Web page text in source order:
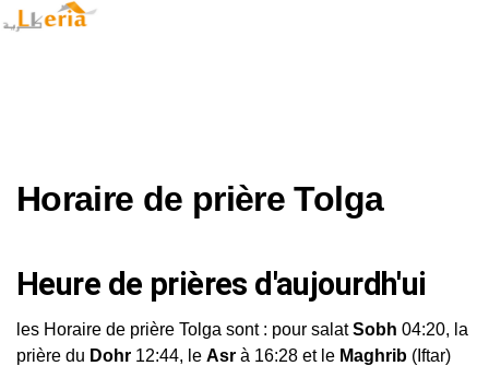
Horaire de prière Tolga
Heure de prières d'aujourdh'ui
les Horaire de prière Tolga sont : pour salatSobh 04:20, la
prière du Dohr 12:44, le Asr à 16:28 et le Maghrib (Iftar)